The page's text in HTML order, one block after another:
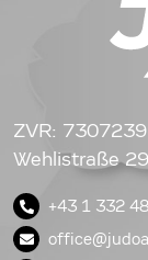
ZVR:
Wehlistraße
+43 1 332